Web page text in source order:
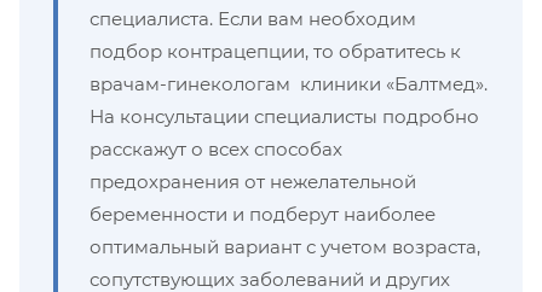
специалиста. Если вам необходим
подбор контрацепции, то обратитесь к
врачам-гинекологам клиники «Балтмед».
На консультации специалисты подробно
расскажут о всех способах
предохранения от нежелательной
беременности и подберут наиболее
оптимальный вариант с учетом возраста,
сопутствующих заболеваний и других